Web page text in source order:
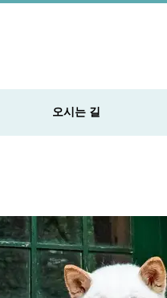
오시는 길